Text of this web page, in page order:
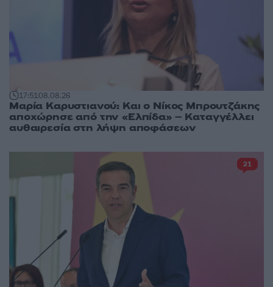
17:5108.08.26
Μαρία Καρυστιανού: Και ο Νίκος Μπρουτζάκης
αποχώρησε από την «Ελπίδα» – Καταγγέλλει
αυθαιρεσία στη λήψη αποφάσεων
21